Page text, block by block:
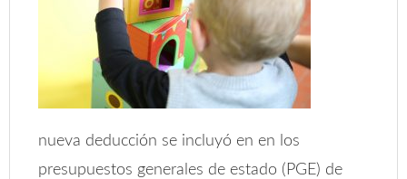
nueva deducción se incluyó en en los
presupuestos generales de estado (PGE) de